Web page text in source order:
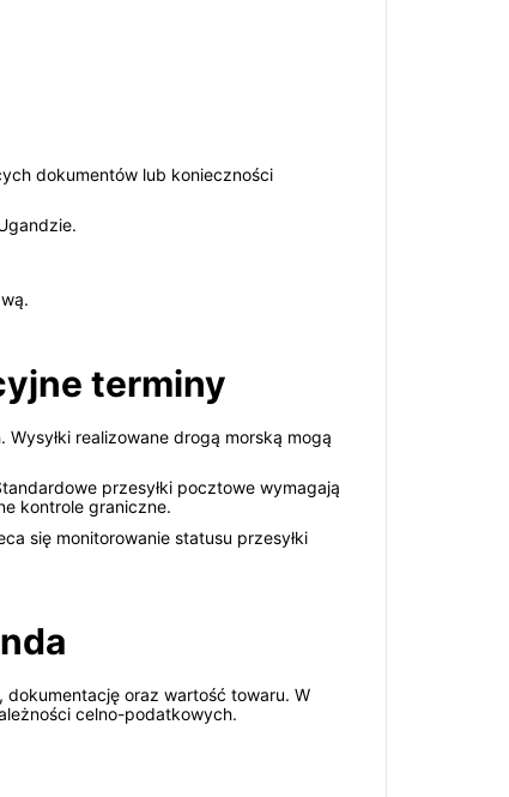
dokumentów lub konieczności
terminy
realizowane drogą morską mogą
przesyłki pocztowe wymagają
kontrole graniczne.
się monitorowanie statusu przesyłki
oraz wartość towaru. W
celno-podatkowych.